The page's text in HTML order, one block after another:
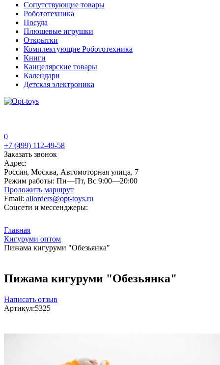
Сопутствующие товары
Робототехника
Посуда
Плюшевые игрушки
Открытки
Комплектующие Робототехника
Книги
Канцелярские товары
Календари
Детская электроника
0
+7 (499) 112-49-58
Заказать звонок
Адрес:
Россия, Москва, Автомоторная улица, 7
Режим работы: Пн—Пт, Вс 9:00—20:00
Проложить маршрут
Email: allorders@opt-toys.ru
Соцсети и мессенджеры:
Главная
Кигуруми оптом
Пижама кигуруми "Обезьянка"
Пижама кигуруми "Обезьянка"
Написать отзыв
Артикул:5325